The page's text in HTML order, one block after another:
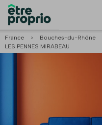
France > Bouches-du-Rhône
LES PENNES MIRABEAU